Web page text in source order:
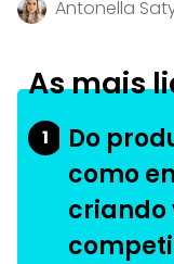
Antonella
As mais
1
Do
como
criando